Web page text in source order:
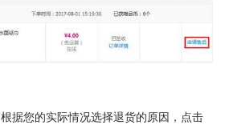
据您的实际情况选择退货的原因，点击